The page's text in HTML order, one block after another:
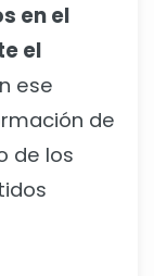
en el
el
ese
de
de los